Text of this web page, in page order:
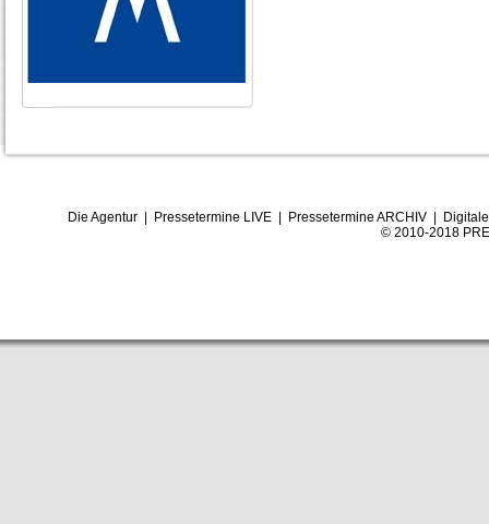
Die Agentur| Pressetermine LIVE| Pressetermine ARCHIV|
© 2010-2018